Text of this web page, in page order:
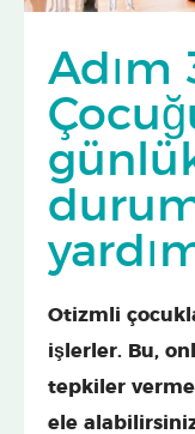
Adım
Otizmli
işlerler. Bu,
tepkiler
ele